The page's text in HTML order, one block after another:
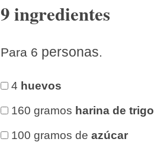
9 ingredientes
Para 6 personas
4 huevos
160 gramos harina de trigo
100 gramos deazúcar